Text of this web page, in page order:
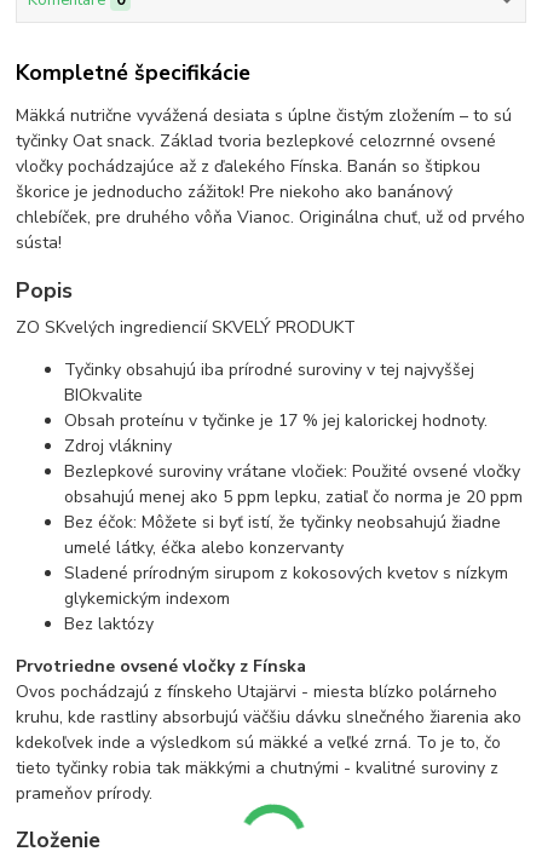
Kompletné špecifikácie
Mäkká nutrične vyvážená desiata s úplne čistým zložením – to sú
tyčinky Oat snack. Základ tvoria bezlepkové celozrnné ovsené
vločky pochádzajúce až z ďalekého Fínska. Banán so štipkou
škorice je jednoducho zážitok! Pre niekoho ako banánový
chlebíček, pre druhého vôňa Vianoc. Originálna chuť, už od prvého
sústa!
Popis
ZO SKvelých ingrediencií SKVELÝ PRODUKT
Tyčinky obsahujú iba prírodné suroviny v tej najvyššej
BIOkvalite
Obsah proteínu v tyčinke je 17 % jej kalorickej hodnoty.
Zdroj vlákniny
Bezlepkové suroviny vrátane vločiek: Použité ovsené vločky
obsahujú menej ako 5 ppm lepku, zatiaľ čo norma je 20 ppm
Bez éčok: Môžete si byť istí, že tyčinky neobsahujú žiadne
umelé látky, éčka alebo konzervanty
Sladené prírodným sirupom z kokosových kvetov s nízkym
glykemickým indexom
Bez laktózy
Prvotriedne ovsené vločky z Fínska
Ovos pochádzajú z fínskeho Utajärvi - miesta blízko polárneho
kruhu, kde rastliny absorbujú väčšiu dávku slnečného žiarenia ako
kdekoľvek inde a výsledkom sú mäkké a veľké zrná. To je to, čo
tieto tyčinky robia tak mäkkými a chutnými - kvalitné suroviny z
prameňov prírody.
Zloženie